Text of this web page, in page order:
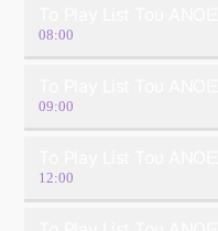
08:00
09:00
12:00